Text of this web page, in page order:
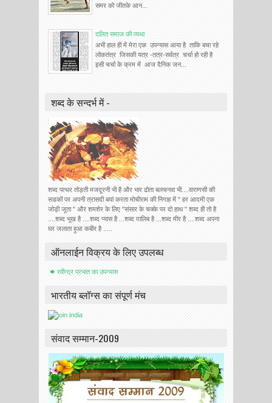
समर को जीतके आन...
दलित समाज की व्यथा
अभी हाल ही में मेरा एक उपन्यास आया है ताकि बचा रहे
लोकतंत्र जिसकी यत्र -तत्र-सर्वत्र चर्चा हो रही है
इसी चर्चा के क्रम में आज दैनिक जन...
शब्द के सन्दर्भ में -
शब्द पत्थर तोड़ती मजदूरनी भी है और भार ढोता बलचनवा भी....वाराणसी की
सडकों पर अपनी त्रासदी बयां करता मोचीराम की निगाह में " हर आदमी एक
जोड़ी जूता " और शमशेर के लिए "संसार के चक्के पर दो हाथ " शब्द ही तो है
....शब्द भूख है ....शब्द प्यास है ...शब्द ग़ालिब है ...शब्द मीर है ....शब्द अपना
घर जलाता हुआ कबीर है .....
ऑनलाईन विक्रय के लिए उपलब्ध
रवीन्द्र प्रभात का उपन्यास
भारतीय ब्लॉग्स का संपूर्ण मंच
संवाद सम्मान-2009